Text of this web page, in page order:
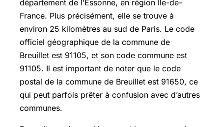
département de l’Essonne, en région Île-de-
France. Plus précisément, elle se trouve à
environ 25 kilomètres au sud de Paris. Le code
officiel géographique de la commune de
Breuillet est 91105, et son code commune est
91105. Il est important de noter que le code
postal de la commune de Breuillet est 91650, ce
qui peut parfois prêter à confusion avec d’autres
communes.